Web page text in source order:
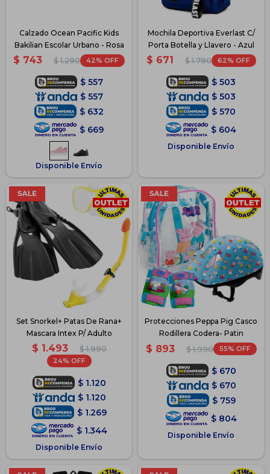
Calzado Ocean Pacific Kids
Bakilian Escolar Urbano - Rosa
$ 743 $ 1.290 42
$ 557
$ 557
$ 632
$ 669
Disponible Envío
Mochila Deportiva Everlast C/
Porta Botella y Llavero - Azul
$ 671 $ 1.790 62
$ 503
$ 503
$ 570
$ 604
Disponible Envío
Set Snorkel+ Patas De Rana+
Mascara Intex P/ Adulto
$ 1.493 $ 1.990
24
$ 1.120
$ 1.120
$ 1.269
$ 1.344
Disponible Envío
Protecciones Peppa Pig Casco
Rodillera Codera- Patin
$ 893 $ 1.990 55
$ 670
$ 670
$ 759
$ 804
Disponible Envío